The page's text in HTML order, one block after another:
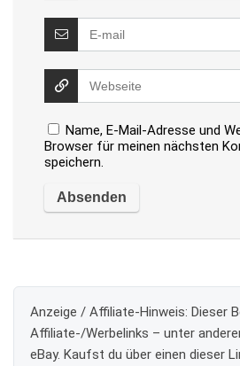
Name, E-Mail-Adresse und
Browser für meinen nächsten
speichern.
Anzeige / Affiliate-Hinweis: Dieser
Affiliate-/Werbelinks – unter
eBay. Kaufst du über einen dieser